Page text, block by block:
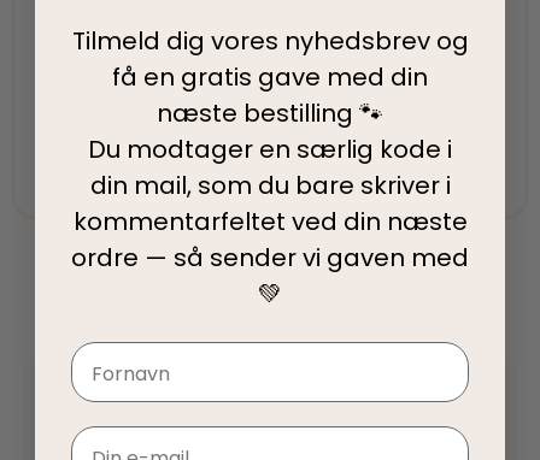
Fair priser
Vi tilbyder fair priser, så I kan nyde vores
kvalitetsprodukter uden at springe budgettet.
0,0
Tilmeld dig vores nyhedsbrev og
få en gratis gave med din
næste bestilling 🐾
Du modtager en særlig kode i
din mail, som du bare skriver i
kommentarfeltet ved din næste
ordre — så sender vi gaven med
💚
Navn
Email